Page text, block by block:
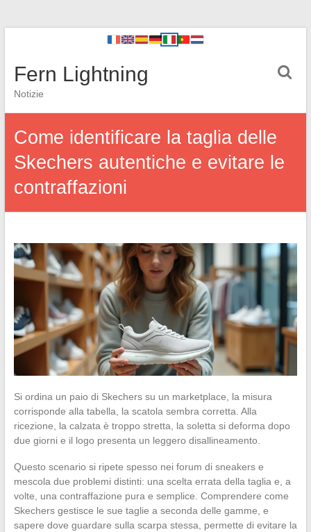
Fern Lightning
Notizie
Come identificare la taglia delle
Skechers autentiche e evitare le
contraffazioni
Si ordina un paio di Skechers su un marketplace, la misura
corrisponde alla tabella, la scatola sembra corretta. Alla
ricezione, la calzata è troppo stretta, la soletta si deforma dopo
due giorni e il logo presenta un leggero disallineamento.
Questo scenario si ripete spesso nei forum di sneakers e
mescola due problemi distinti: una scelta errata della taglia e, a
volte, una contraffazione pura e semplice. Comprendere come
Skechers gestisce le sue taglie a seconda delle gamme, e
sapere dove guardare sulla scarpa stessa, permette di evitare la